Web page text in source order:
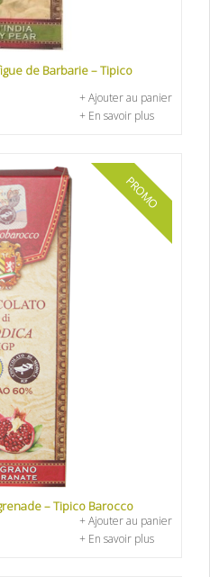
de Barbarie – Tipico
+ Ajouter au panier
+ En savoir plus
PROMO
– Tipico Barocco
+ Ajouter au panier
+ En savoir plus